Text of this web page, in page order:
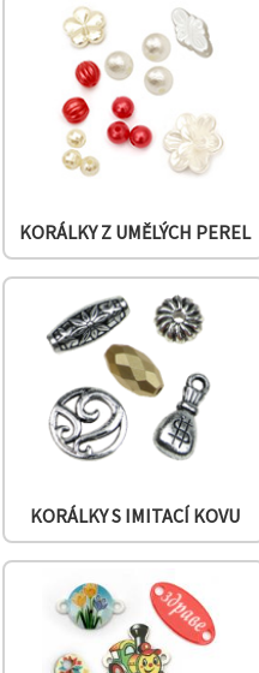
Přijmout
vše
Nastavení
KORÁLKY Z UMĚLÝCH PEREL
KORÁLKY S IMITACÍ KOVU